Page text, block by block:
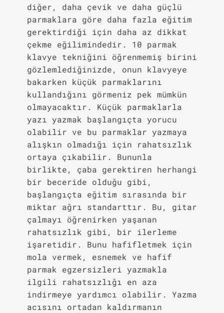
diğer, daha çevik ve daha güçlü
parmaklara göre daha fazla eğitim
gerektirdiği için daha az dikkat
çekme eğilimindedir. 10 parmak
klavye tekniğini öğrenmemiş birini
gözlemlediğinizde, onun klavyeye
bakarken küçük parmaklarını
kullandığını görmeniz pek mümkün
olmayacaktır. Küçük parmaklarla
yazı yazmak başlangıçta yorucu
olabilir ve bu parmaklar yazmaya
alışkın olmadığı için rahatsızlık
ortaya çıkabilir. Bununla
birlikte, çaba gerektiren herhangi
bir beceride olduğu gibi,
başlangıçta eğitim sırasında bir
miktar ağrı standarttır. Bu, gitar
çalmayı öğrenirken yaşanan
rahatsızlık gibi, bir ilerleme
işaretidir. Bunu hafifletmek için
mola vermek, esnemek ve hafif
parmak egzersizleri yazmakla
ilgili rahatsızlığı en aza
indirmeye yardımcı olabilir. Yazma
acısını ortadan kaldırmanın